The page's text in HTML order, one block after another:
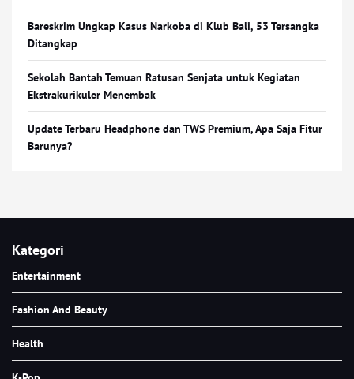
Bareskrim Ungkap Kasus Narkoba di Klub Bali, 53 Tersangka
Ditangkap
Sekolah Bantah Temuan Ratusan Senjata untuk Kegiatan
Ekstrakurikuler Menembak
Update Terbaru Headphone dan TWS Premium, Apa Saja Fitur
Barunya?
Kategori
Entertainment
Fashion And Beauty
Health